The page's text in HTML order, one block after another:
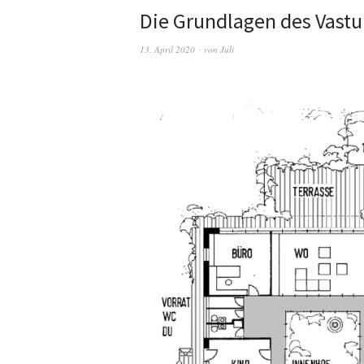
Die Grundlagen des
13. April 2020 von Juli